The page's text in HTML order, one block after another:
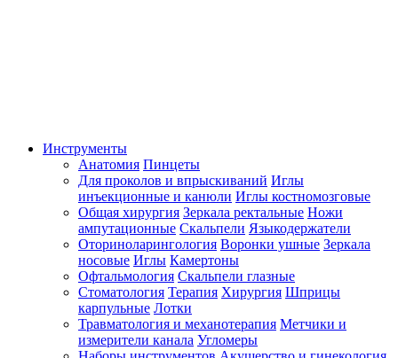
Инструменты
Анатомия Пинцеты
Для проколов и впрыскиваний Иглы
инъекционные и канюли Иглы костномозговые
Общая хирургия Зеркала ректальные Ножи
ампутационные Скальпели Языкодержатели
Оториноларингология Воронки ушные Зеркала
носовые Иглы Камертоны
Офтальмология Скальпели глазные
Стоматология Терапия Хирургия Шприцы
карпульные Лотки
Травматология и механотерапия Метчики и
измерители канала Угломеры